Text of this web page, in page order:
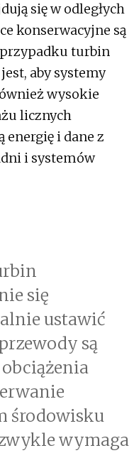
się w odległych
konserwacyjne są
turbin
aby systemy
wysokie
licznych
energię i dane z
i systemów
się
ustawić
są
środowisku
wymaga